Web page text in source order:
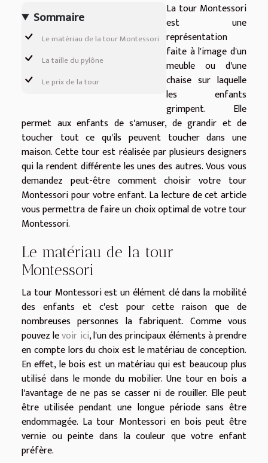
Sommaire
Le matériau de la tour Montessori
La taille du pylône
Le prix de la tour
La tour Montessori
est une
représentation
faite à l'image d'un
meuble ou d'une
chaise sur laquelle
les enfants
grimpent. Elle
permet aux enfants de s'amuser, de grandir et de
toucher tout ce qu'ils peuvent toucher dans une
maison. Cette tour est réalisée par plusieurs designers
qui la rendent différente les unes des autres. Vous vous
demandez peut-être comment choisir votre tour
Montessori pour votre enfant. La lecture de cet article
vous permettra de faire un choix optimal de votre tour
Montessori.
Le matériau de la tour
Montessori
La tour Montessori est un élément clé dans la mobilité
des enfants et c'est pour cette raison que de
nombreuses personnes la fabriquent. Comme vous
pouvez levoir ici, l'un des principaux éléments à prendre
en compte lors du choix est le matériau de conception.
En effet, le bois est un matériau qui est beaucoup plus
utilisé dans le monde du mobilier. Une tour en bois a
l'avantage de ne pas se casser ni de rouiller. Elle peut
être utilisée pendant une longue période sans être
endommagée. La tour Montessori en bois peut être
vernie ou peinte dans la couleur que votre enfant
préfère.